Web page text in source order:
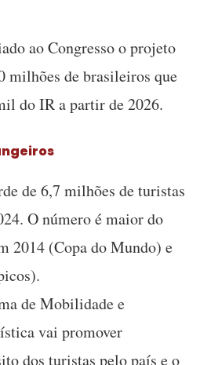
ao Congresso o projeto
milhões de brasileiros que
do IR a partir de 2026.
de 6,7 milhões de turistas
O número é maior do
2014 (Copa do Mundo) e
de Mobilidade e
vai promover
dos turistas pelo país e o